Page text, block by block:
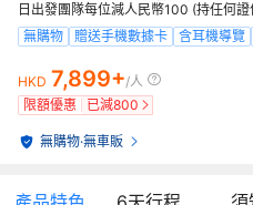
日出發團隊每位減人民幣100 (持任何
無購物
贈送手機數據卡 含耳機導覽
HKD 7,899+/人
限額優惠
已減800
無購物·無車販